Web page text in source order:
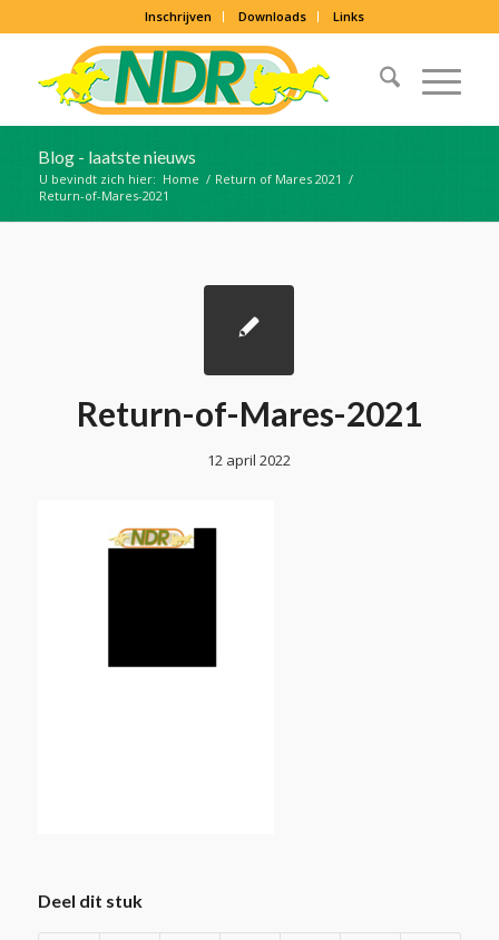
Inschrijven Downloads Links
Blog - laatste nieuws
U bevindt zich hier: Home / Return of Mares 2021 /
Return-of-Mares-2021
Return-of-Mares-2021
12 april 2022
Deel dit stuk